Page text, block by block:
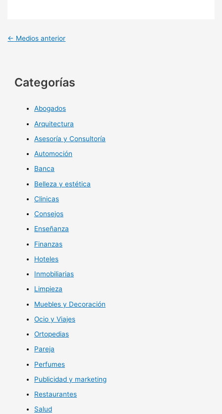
← Medios anterior
Categorías
Abogados
Arquitectura
Asesoría y Consultoría
Automoción
Banca
Belleza y estética
Clinicas
Consejos
Enseñanza
Finanzas
Hoteles
Inmobiliarias
Limpieza
Muebles y Decoración
Ocio y Viajes
Ortopedias
Pareja
Perfumes
Publicidad y marketing
Restaurantes
Salud